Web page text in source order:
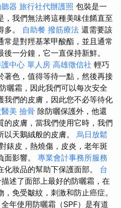
器 旅行社代辦護照 包裝是一
，我們無法將這種美味佳餚直至
多。 自助餐 撥筋療法 還需要該
常是對羥基苯甲酸酯，並且通常
一分鐘，它一直保持新鮮。
中心 單人房 高雄徵信社 輕巧
著色，值得等待一點，然後再接
曬霜，因此我們可以每次安全
我們的皮膚，因此您不必等待化
美 撿骨 除防曬保護外，他還
的皮膚，當我們使用它時，我們
天鵝絨般的皮膚。 烏日放鬆
錶皮，熱燒傷，皮炎，老年斑
面影響。 專業會計事務所服務
妝品的幫助下保護面部。 台
述了面部上最好的防曬霜，在
免受皺紋，刺激和防止癌症。
全年使用防曬霜（SPF）是有道